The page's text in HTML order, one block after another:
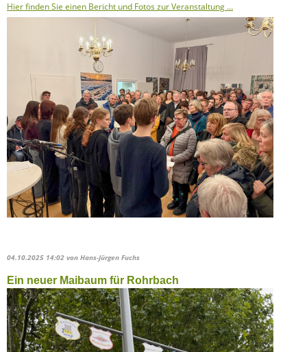
Hier finden Sie einen Bericht und Fotos zur Veranstaltung …
04.10.2025 14:02 von Hans-Jürgen Fuchs
Ein neuer Maibaum für Rohrbach